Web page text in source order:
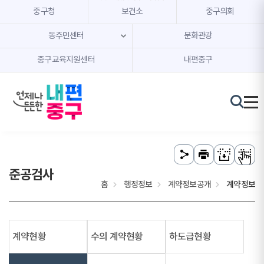
본문 내용 바로가기
주메뉴 바로가기
중구청 보건소 중구의회
동주민센터 문화관광
중구교육지원센터 내편중구
준공검사
홈 행정정보 계약정보공개 계약정보
계약현황 수의 계약현황 하도급현황